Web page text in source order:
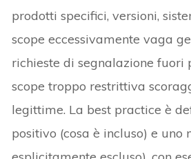
prodotti specifici, versioni,
scope eccessivamente vaga
richieste di segnalazione fuori
scope troppo restrittiva
legittime. La best practice è
positivo (cosa è incluso) e uno